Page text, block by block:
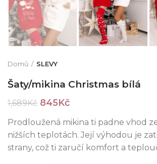
Domů SLEVY
Šaty/mikina Christmas bílá
1,689Kč 845Kč
Prodloužená mikina ti padne vhod
nižších teplotách. Její výhodou je
strany, což ti zaručí komfort a